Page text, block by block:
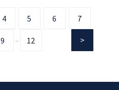
4 5 6 7
9 ... 12